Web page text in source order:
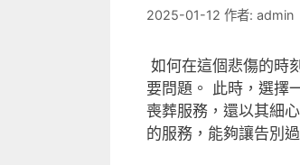
2025-01-12 作者: admin
如何在這個悲傷的時
要問題。 此時，選擇
喪葬服務，還以其細
的服務，能夠讓告別